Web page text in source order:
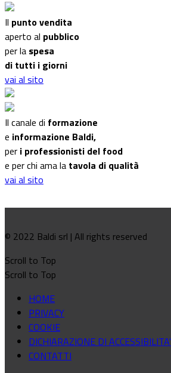
Il punto vendita
aperto al pubblico
per la spesa
di tutti i giorni
vai al sito
Il canale di formazione
e informazione Baldi,
per i professionisti del food
e per chi ama la tavola di qualità
vai al sito
© 2022 Baldi srl | All rights reserved
Scroll to Top
Scroll to Top
HOME
PRIVACY
COOKIE
DICHIARAZIONE DI ACCESSIBILITA'
CONTATTI